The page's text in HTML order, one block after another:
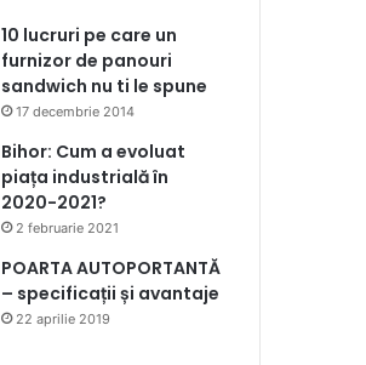
10 lucruri pe care un
furnizor de panouri
sandwich nu ti le spune
17 decembrie 2014
Bihor: Cum a evoluat
piața industrială în
2020-2021?
2 februarie 2021
POARTA AUTOPORTANTĂ
– specificații și avantaje
22 aprilie 2019